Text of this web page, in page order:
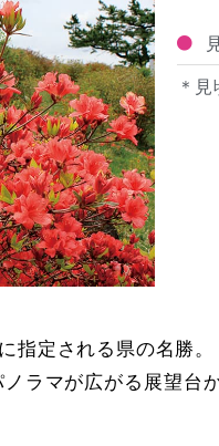
＊
定される県の名勝。
ラマが広がる展望台